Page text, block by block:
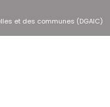
et des communes (DGAIC)